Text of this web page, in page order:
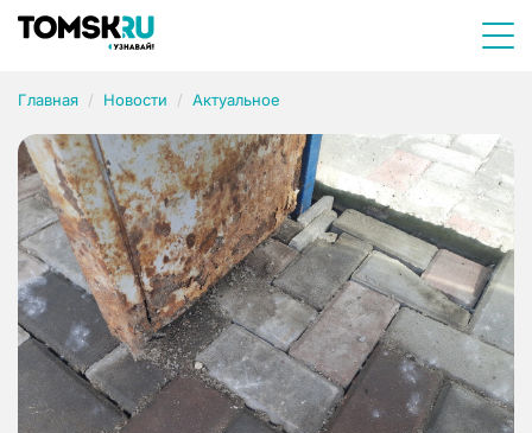
Главная Новости Актуальное